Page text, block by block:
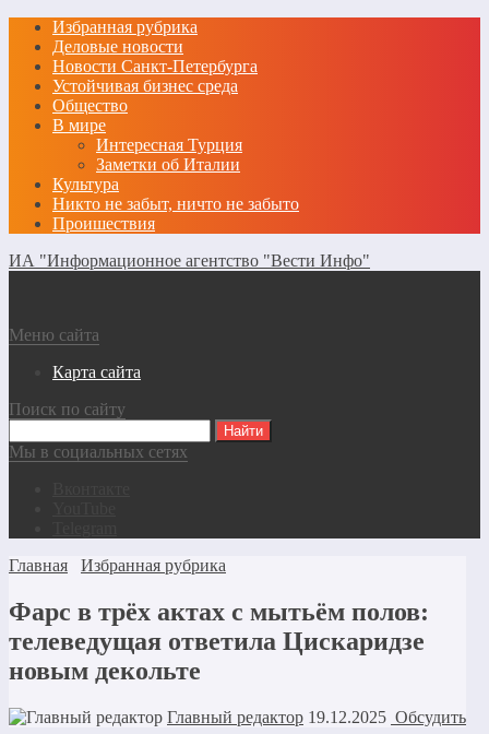
Избранная рубрика
Деловые новости
Новости Санкт-Петербурга
Устойчивая бизнес среда
Общество
В мире
Интересная Турция
Заметки об Италии
Культура
Никто не забыт, ничто не забыто
Проишествия
ИА "Информационное агентство "Вести Инфо"
Меню сайта
Карта сайта
Поиск по сайту
Мы в социальных сетях
Главная
Избранная рубрика
Фарс в трёх актах с мытьём полов:
телеведущая ответила Цискаридзе
новым декольте
Главный редактор 19.12.2025 Обсудить